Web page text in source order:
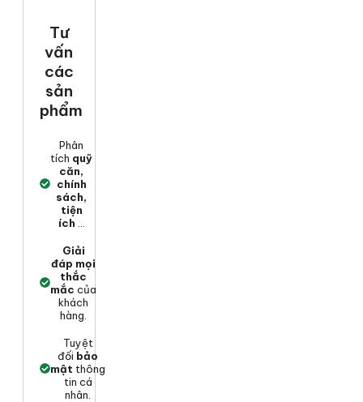
Tư
vấn
các
sản
phẩm
Phân
tích quỹ
căn,
chính
sách,
tiện
ích
Giải
đáp mọi
thắc
mắc của
khách
hàng.
Tuyệt
đối bảo
mật thông
tin cá
nhân.